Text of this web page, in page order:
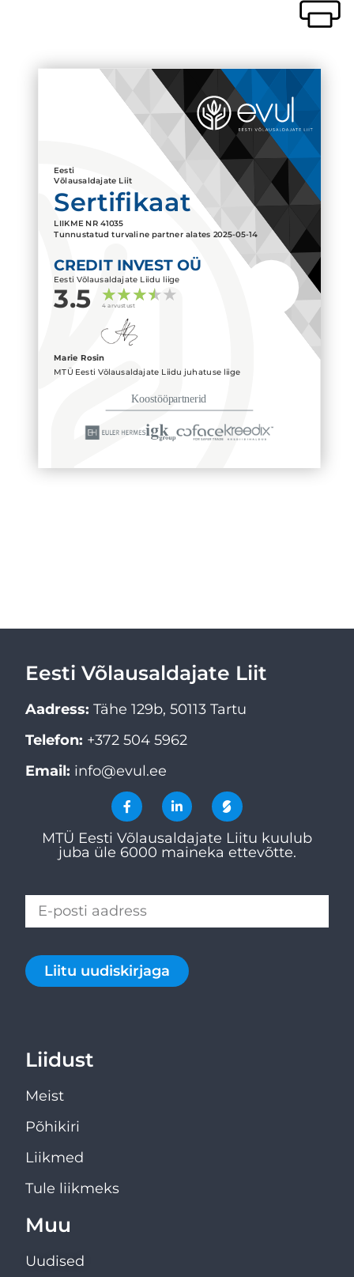
Eesti
Võlausaldajate Liit
Sertifikaat
LIIKME NR 41035
Tunnustatud turvaline partner alates 2025-05-14
CREDIT INVEST OÜ
Eesti Võlausaldajate Liidu liige
3.5 4 arvustust
Marie Rosin
MTÜ Eesti Võlausaldajate Liidu juhatuse liige
Eesti Võlausaldajate Liit
Aadress: Tähe 129b, 50113 Tartu
Telefon: +372 504 5962
Email: info@evul.ee
MTÜ Eesti Võlausaldajate Liitu kuulub
juba üle 6000 maineka ettevõtte.
Liitu uudiskirjaga
Liidust
Meist
Põhikiri
Liikmed
Tule liikmeks
Muu
Uudised